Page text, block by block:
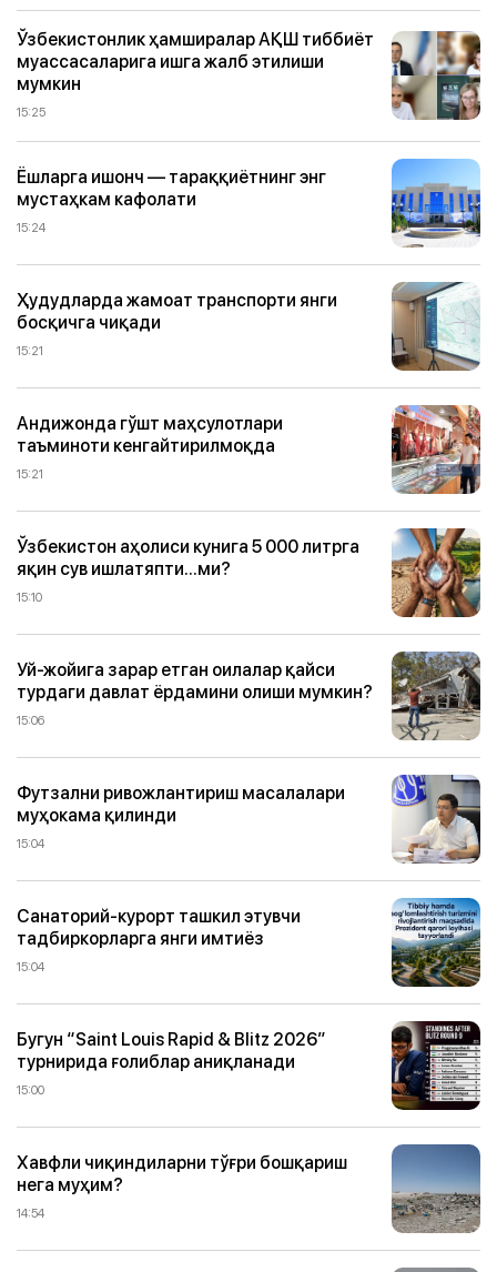
Ўзбекистонлик ҳамширалар АҚШ тиббиёт
муассасаларига ишга жалб этилиши
мумкин
15:25
Ёшларга ишонч — тараққиётнинг энг
мустаҳкам кафолати
15:24
Ҳудудларда жамоат транспорти янги
босқичга чиқади
15:21
Андижонда гўшт маҳсулотлари
таъминоти кенгайтирилмоқда
15:21
Ўзбекистон аҳолиси кунига 5 000 литрга
яқин сув ишлатяпти...ми?
15:10
Уй-жойига зарар етган оилалар қайси
турдаги давлат ёрдамини олиши мумкин?
15:06
Футзални ривожлантириш масалалари
муҳокама қилинди
15:04
Санаторий-курорт ташкил этувчи
тадбиркорларга янги имтиёз
15:04
Бугун “Saint Louis Rapid & Blitz 2026”
турнирида ғолиблар аниқланади
15:00
Хавфли чиқиндиларни тўғри бошқариш
нега муҳим?
14:54